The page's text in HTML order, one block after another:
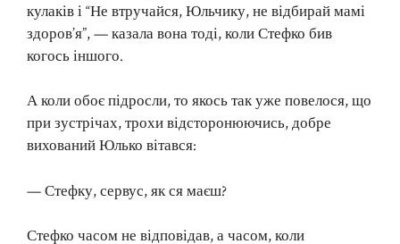
кулаків і “Не втручайся, Юльчику, не відбирай мамі
здоров’я”, — казала вона тоді, коли Стефко бив
когось іншого.
А коли обоє підросли, то якось так уже повелося, що
при зустрічах, трохи відсторонюючись, добре
вихований Юлько вітався:
— Стефку, сервус, як ся маєш?
Стефко часом не відповідав, а часом, коли